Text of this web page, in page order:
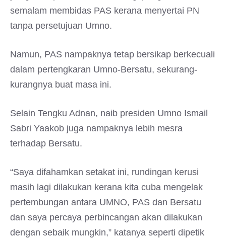
semalam membidas PAS kerana menyertai PN
tanpa persetujuan Umno.
Namun, PAS nampaknya tetap bersikap berkecuali
dalam pertengkaran Umno-Bersatu, sekurang-
kurangnya buat masa ini.
Selain Tengku Adnan, naib presiden Umno Ismail
Sabri Yaakob juga nampaknya lebih mesra
terhadap Bersatu.
“Saya difahamkan setakat ini, rundingan kerusi
masih lagi dilakukan kerana kita cuba mengelak
pertembungan antara UMNO, PAS dan Bersatu
dan saya percaya perbincangan akan dilakukan
dengan sebaik mungkin,” katanya seperti dipetik